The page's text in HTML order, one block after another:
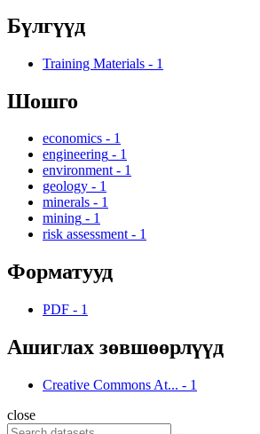
Бүлгүүд
Training Materials - 1
Шошго
economics - 1
engineering - 1
environment - 1
geology - 1
minerals - 1
mining - 1
risk assessment - 1
Форматууд
PDF - 1
Ашиглах зөвшөөрлүүд
Creative Commons At... - 1
close